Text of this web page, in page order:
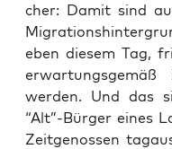
cher: Damit sind
eben die­sem Tag,
wer­den. Und das
“Alt”-Bürger eines
Zeit­ge­nos­sen